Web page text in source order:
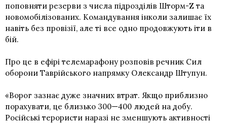
поповняти резерви з числа підрозділів Шторм-Z та
новомобілізованих. Командування інколи залишає їх
навіть без провізії, але ті все одно продовжують іти в
бій.
Про це в ефірі телемарафону розповів речник Сил
оборони Таврійського напрямку Олександр Штупун.
«Ворог зазнає дуже значних втрат. Якщо приблизно
порахувати, це близько 300—400 людей на добу.
Російські терористи наразі не зменшують активності